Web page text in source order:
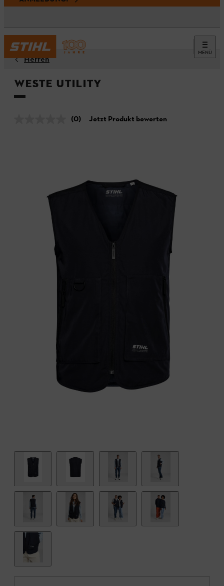
MENÜ
Herren
Weste UTILITY
(0) Jetzt Produkt bewerten